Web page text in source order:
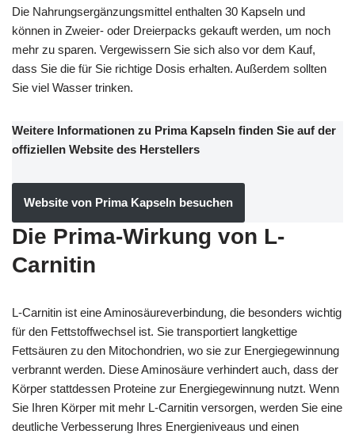
Die Nahrungsergänzungsmittel enthalten 30 Kapseln und
können in Zweier- oder Dreierpacks gekauft werden, um noch
mehr zu sparen. Vergewissern Sie sich also vor dem Kauf,
dass Sie die für Sie richtige Dosis erhalten. Außerdem sollten
Sie viel Wasser trinken.
Weitere Informationen zu Prima Kapseln finden Sie auf der
offiziellen Website des Herstellers
Website von Prima Kapseln besuchen
Die Prima-Wirkung von L-
Carnitin
L-Carnitin ist eine Aminosäureverbindung, die besonders wichtig
für den Fettstoffwechsel ist. Sie transportiert langkettige
Fettsäuren zu den Mitochondrien, wo sie zur Energiegewinnung
verbrannt werden. Diese Aminosäure verhindert auch, dass der
Körper stattdessen Proteine zur Energiegewinnung nutzt. Wenn
Sie Ihren Körper mit mehr L-Carnitin versorgen, werden Sie eine
deutliche Verbesserung Ihres Energieniveaus und einen